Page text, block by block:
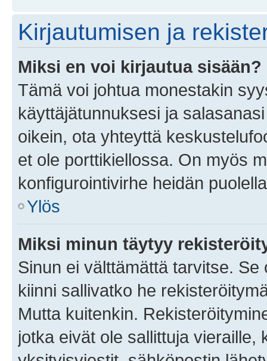
Kirjautumisen ja
Miksi en voi kirjautua sisään?
Tämä voi johtua monestakin
käyttäjätunnuksesi ja
oikein, ota yhteyttä
et ole porttikiellossa. On myös
konfigurointivirhe heidän
Ylös
Miksi minun täytyy
Sinun ei välttämättä tarvitse.
kiinni sallivatko he
Mutta kuitenkin.
jotka eivät ole sallittuja vieraille,